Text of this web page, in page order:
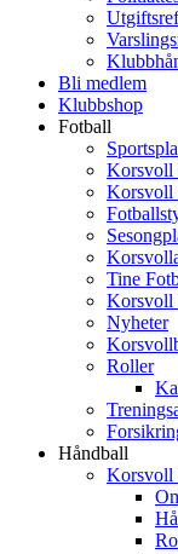
Bli medlem
Klubbshop
Fotball
Korsvoll
Korsvoll
Tine
Korsvoll
Nyheter
Roller
Håndball
Korsvoll